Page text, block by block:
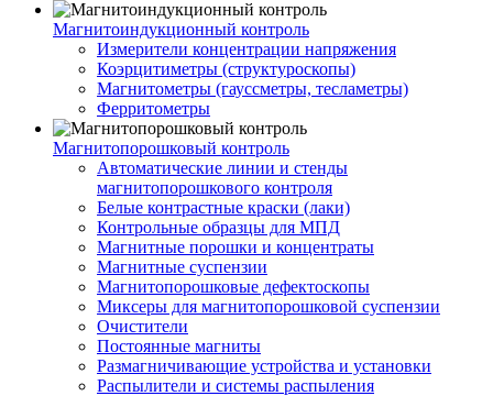
Магнитоиндукционный контроль
Измерители концентрации напряжения
Коэрцитиметры (структуроскопы)
Магнитометры (гауссметры, тесламетры)
Ферритометры
Магнитопорошковый контроль
Автоматические линии и стенды
магнитопорошкового контроля
Белые контрастные краски (лаки)
Контрольные образцы для МПД
Магнитные порошки и концентраты
Магнитные суспензии
Магнитопорошковые дефектоскопы
Миксеры для магнитопорошковой суспензии
Очистители
Постоянные магниты
Размагничивающие устройства и установки
Распылители и системы распыления